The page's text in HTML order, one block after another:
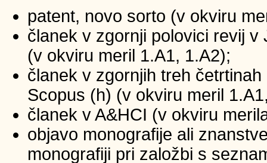
patent, novo sorto (v okviru
članek v zgornji polovici revij
(v okviru meril 1.A1, 1.A2);
članek v zgornjih treh
Scopus (h) (v okviru meril
članek v A&HCI (v okviru
objavo monografije ali
monografiji pri založbi s